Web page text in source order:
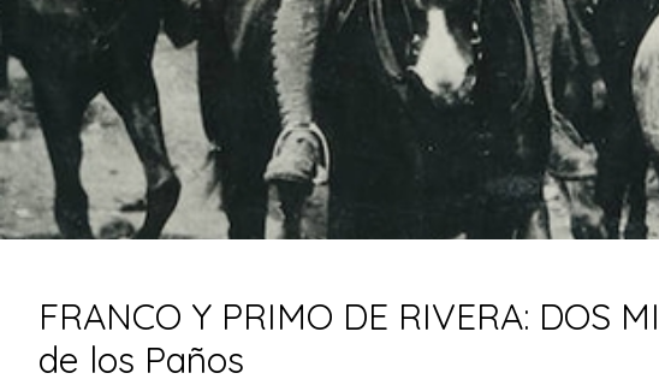
FRANCO Y PRIMO DE RIVERA: DOS
de los Paños